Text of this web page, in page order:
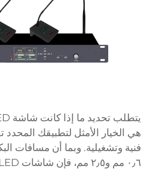
هي الخيار الأمثل لتطبيقك المحدد
فنية وتشغيلية. وبما أن مسافات